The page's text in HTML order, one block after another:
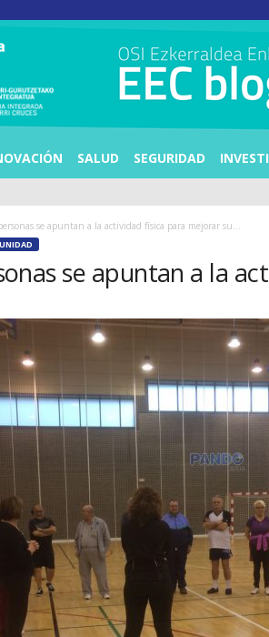
SALUD SEGURIDAD
se apuntan a la actividad física para mejorar su...
se apuntan a la